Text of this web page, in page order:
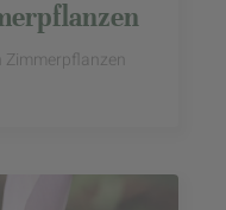
Zimmerpflanzen